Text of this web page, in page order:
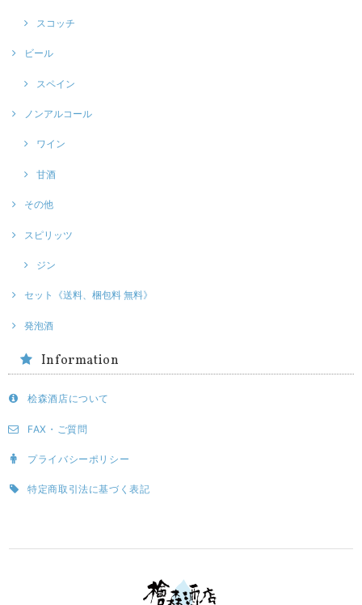
スコッチ
ビール
スペイン
ノンアルコール
ワイン
甘酒
その他
スピリッツ
ジン
セット《送料、梱包料 無料》
発泡酒
Information
桧森酒店について
FAX・ご質問
プライバシーポリシー
特定商取引法に基づく表記